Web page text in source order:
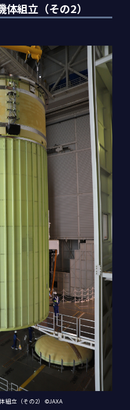
組立（その2）
組立（その2） ©JAXA